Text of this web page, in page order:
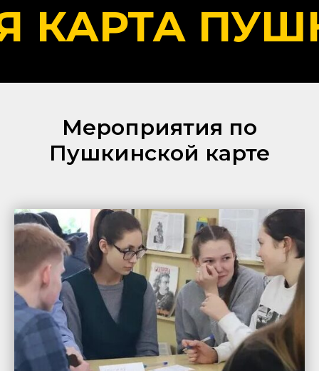
КАРТА
Мероприятия по
Пушкинской карте